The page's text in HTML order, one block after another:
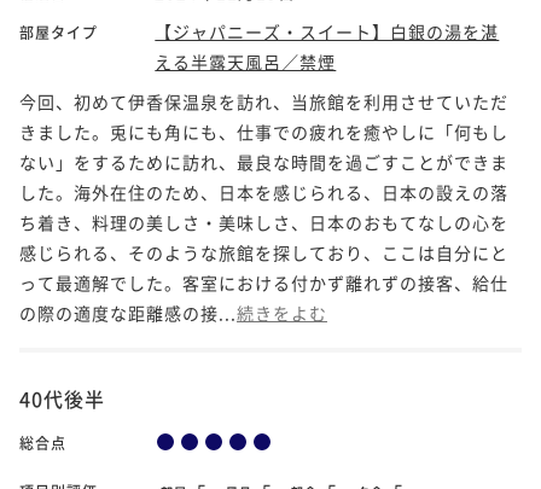
部屋タイプ
【ジャパニーズ・スイート】白銀の湯を湛
える半露天風呂／禁煙
今回、初めて伊香保温泉を訪れ、当旅館を利用させていただ
きました。兎にも角にも、仕事での疲れを癒やしに「何もし
ない」をするために訪れ、最良な時間を過ごすことができま
した。海外在住のため、日本を感じられる、日本の設えの落
ち着き、料理の美しさ・美味しさ、日本のおもてなしの心を
感じられる、そのような旅館を探しており、ここは自分にと
って最適解でした。客室における付かず離れずの接客、給仕
の際の適度な距離感の接... 続きをよむ
40代後半
総合点